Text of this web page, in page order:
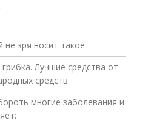
не зря носит такое
многие заболевания и